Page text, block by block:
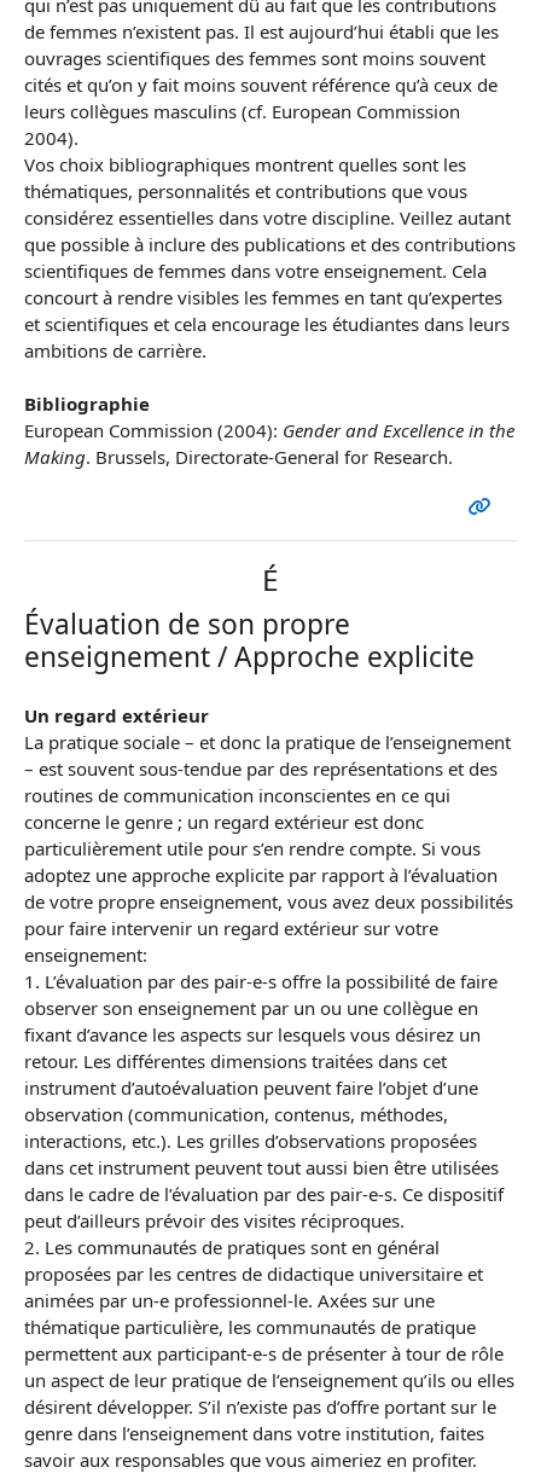
de femmes n’existent pas. Il est aujourd’hui établi que les
ouvrages scientifiques des femmes sont moins souvent
cités et qu’on y fait moins souvent référence qu’à ceux de
leurs collègues masculins (cf. European Commission
2004).
Vos choix bibliographiques montrent quelles sont les
thématiques, personnalités et contributions que vous
considérez essentielles dans votre discipline. Veillez autant
que possible à inclure des publications et des contributions
scientifiques de femmes dans votre enseignement. Cela
concourt à rendre visibles les femmes en tant qu’expertes
et scientifiques et cela encourage les étudiantes dans leurs
ambitions de carrière.
Bibliographie
European Commission (2004): Gender and Excellence in the
Making. Brussels, Directorate-General for Research.
É
Évaluation de son propre
enseignement / Approche explicite
Un regard extérieur
La pratique sociale – et donc la pratique de l’enseignement
– est souvent sous-tendue par des représentations et des
routines de communication inconscientes en ce qui
concerne le genre ; un regard extérieur est donc
particulièrement utile pour s’en rendre compte. Si vous
adoptez une approche explicite par rapport à l’évaluation
de votre propre enseignement, vous avez deux possibilités
pour faire intervenir un regard extérieur sur votre
enseignement:
1. L’évaluation par des pair-e-s offre la possibilité de faire
observer son enseignement par un ou une collègue en
fixant d’avance les aspects sur lesquels vous désirez un
retour. Les différentes dimensions traitées dans cet
instrument d’autoévaluation peuvent faire l’objet d’une
observation (communication, contenus, méthodes,
interactions, etc.). Les grilles d’observations proposées
dans cet instrument peuvent tout aussi bien être utilisées
dans le cadre de l’évaluation par des pair-e-s. Ce dispositif
peut d’ailleurs prévoir des visites réciproques.
2. Les communautés de pratiques sont en général
proposées par les centres de didactique universitaire et
animées par un-e professionnel-le. Axées sur une
thématique particulière, les communautés de pratique
permettent aux participant-e-s de présenter à tour de rôle
un aspect de leur pratique de l’enseignement qu’ils ou elles
désirent développer. S’il n’existe pas d’offre portant sur le
genre dans l’enseignement dans votre institution, faites
savoir aux responsables que vous aimeriez en profiter.